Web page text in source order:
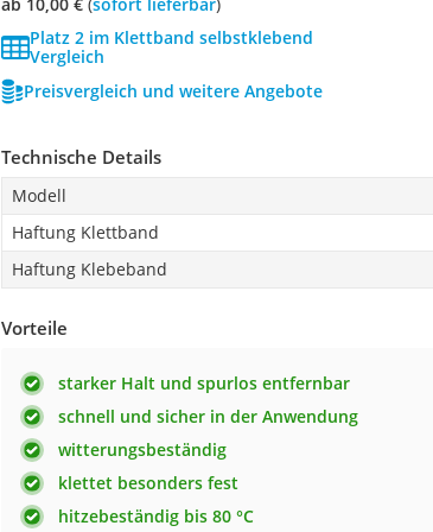
Platz 2 im Klettband selbstklebend
Vergleich
Preisvergleich und weitere Angebote
Technische Details
Modell
Haftung Klettband
Haftung Klebeband
Vorteile
starker Halt und spurlos entfernbar
schnell und sicher in der Anwendung
witterungsbeständig
klettet besonders fest
hitzebeständig bis 80 °C